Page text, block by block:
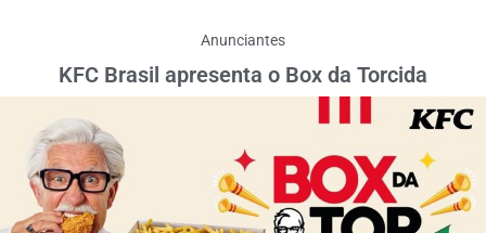
Anunciantes
KFC Brasil apresenta o Box da Torcida